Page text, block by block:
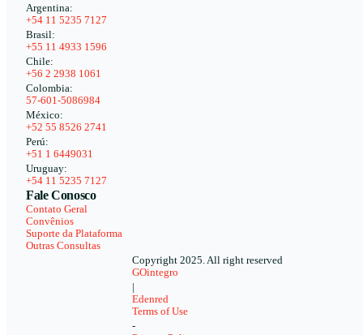
Argentina:
+54 11 5235 7127
Brasil:
+55 11 4933 1596
Chile:
+56 2 2938 1061
Colombia:
57-601-5086984
México:
+52 55 8526 2741
Perú:
+51 1 6449031
Uruguay:
+54 11 5235 7127
Fale Conosco
Contato Geral
Convênios
Suporte da Plataforma
Outras Consultas
Copyright 2025. All right reserved
GOintegro
Edenred
Terms of Use
-